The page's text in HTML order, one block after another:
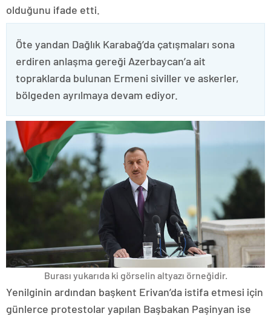
olduğunu ifade etti.
Öte yandan Dağlık Karabağ’da çatışmaları sona
erdiren anlaşma gereği Azerbaycan’a ait
topraklarda bulunan Ermeni siviller ve askerler,
bölgeden ayrılmaya devam ediyor.
Burası yukarıda ki görselin altyazı örneğidir.
Yenilginin ardından başkent Erivan’da istifa etmesi için
günlerce protestolar yapılan Başbakan Paşinyan ise